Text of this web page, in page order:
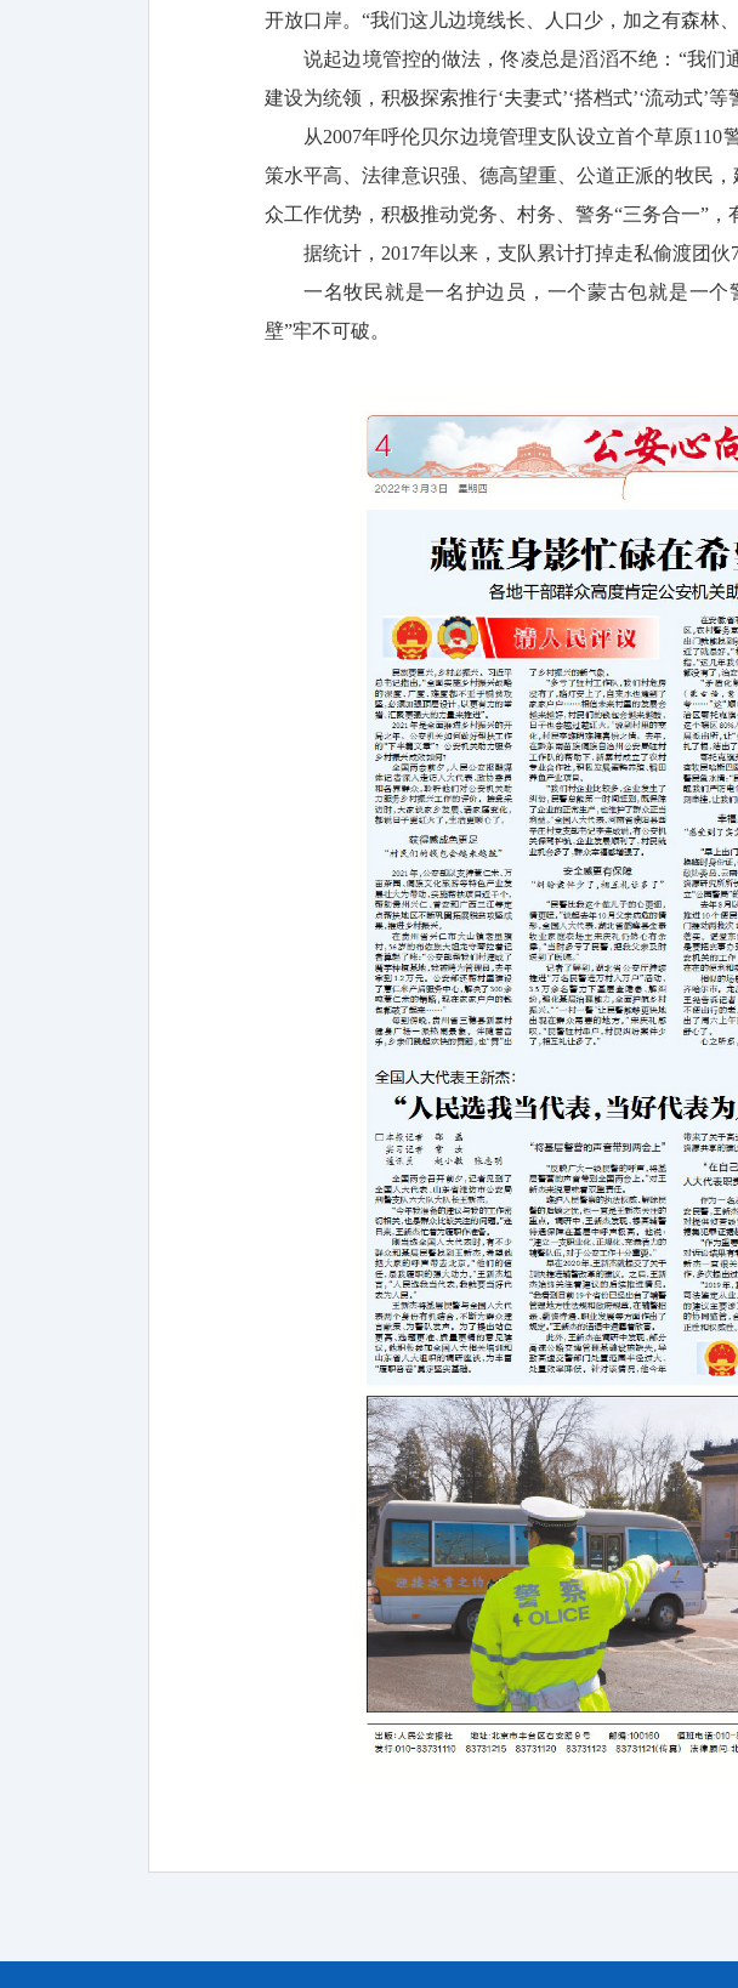
开放口岸。“我们这儿边境线长、人口少，加之有森林
说起边境管控的做法，佟凌总是滔滔不绝：“我
建设为统领，积极探索推行‘夫妻式’‘搭档式’‘流动式
从2007年呼伦贝尔边境管理支队设立首个草原
策水平高、法律意识强、德高望重、公道正派的牧民
众工作优势，积极推动党务、村务、警务“三务合一”
据统计，2017年以来，支队累计打掉走私偷渡团
一名牧民就是一名护边员，一个蒙古包就是一
壁”牢不可破。